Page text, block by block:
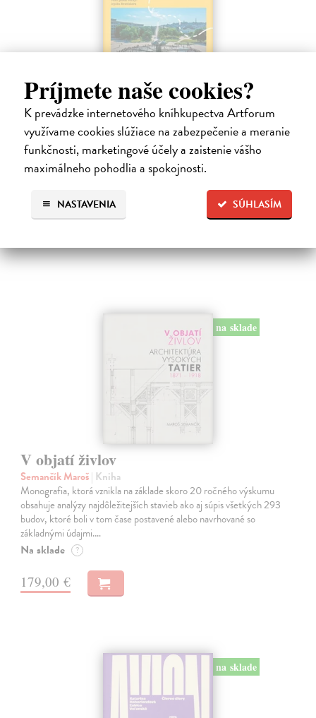
Príjmete naše cookies?
K prevádzke internetového kníhkupectva Artforum
využívame cookies slúžiace na zabezpečenie a meranie
funkčnosti, marketingové účely a zaistenie vášho
maximálneho pohodlia a spokojnosti.
SÚHLASÍM
NASTAVENIA
Predtým a potom
Vallo Matúš| Kniha
Predtým tu bola vízia skupiny nadšencov, ktorí chceli premeniť
hlavné mesto Slovenska na modernú európsku metropolu. Dnes je tu
Bratislava a jej primátor Matúš Vallo, ktorí ukazujú, že aj zdanlivo
naivné…
18,55 €
na sklade
V objatí živlov
Semančík Maroš| Kniha
Monografia, ktorá vznikla na základe skoro 20 ročného výskumu
obsahuje analýzy najdôležitejších stavieb ako aj súpis všetkých 293
budov, ktoré boli v tom čase postavené alebo navrhované so
základnými údajmi.…
Na sklade ?
179,00 €
na sklade